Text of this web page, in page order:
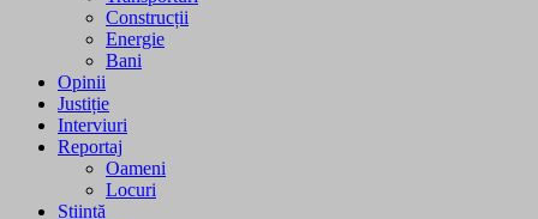
Construcții
Energie
Bani
Opinii
Justiție
Interviuri
Reportaj
Oameni
Locuri
Știință